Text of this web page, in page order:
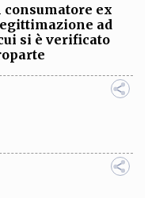
ex
ad
si è verificato